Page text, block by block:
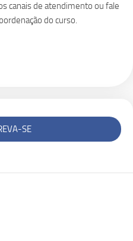
canais de atendimento ou fale
do curso.
SE